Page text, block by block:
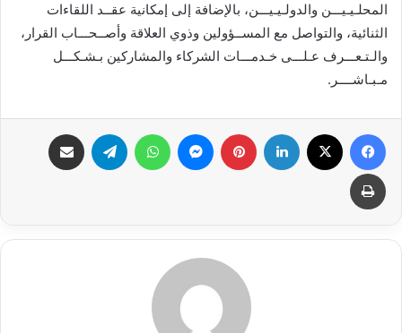
المحلـيـيـــن والدولـيـيـــن، بالإضافة إلى إمكانية عقــد اللقاءات
الثنائية، والتواصل مع المســؤولين وذوي العلاقة وأصــحـــاب القرار،
والـتـعـــرف عـلـــى خـدمـــات الشركاء والمشاركين بـشـكـــل
مـبـاشــــر.